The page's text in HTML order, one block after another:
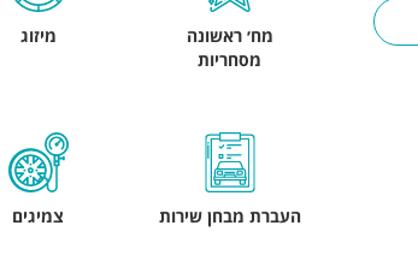
מח׳ ראשונה
מסחריות
מיזוג
העברת מבחן שירות צמיגים